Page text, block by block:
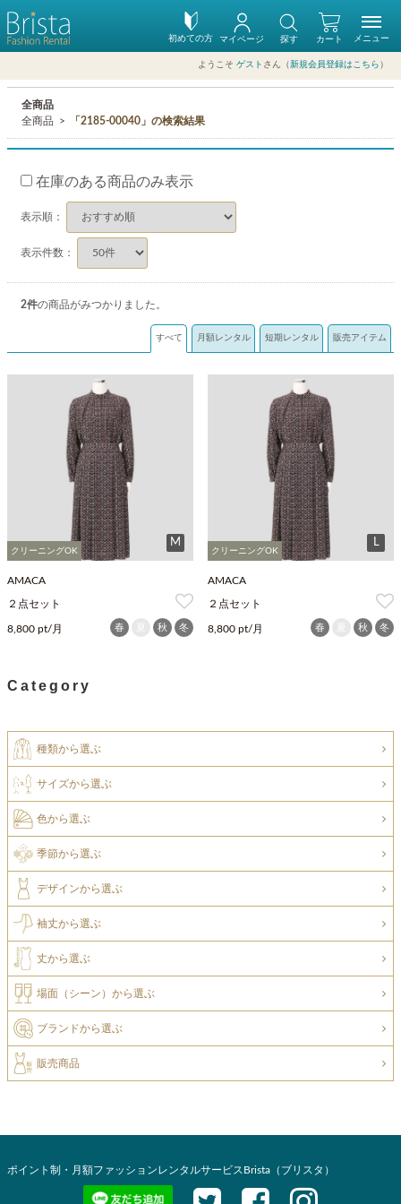
初めての方 カート
マイページ 探す
ようこそ ゲスト さん（新規会員登録はこちら ）
メニュー
全商品
全商品
「2185-00040」の検索結果
在庫のある商品のみ表示
表示順：
表示件数：
2件の商品がみつかりました。
すべて 月額レンタル 短期レンタル 販売アイテム
クリーニングOK
M
AMACA
２点セット
8,800 pt/月 春 秋 冬
クリーニングOK
L
AMACA
２点セット
8,800 pt/月 春 秋 冬
Category
種類から選ぶ
サイズから選ぶ
色から選ぶ
季節から選ぶ
デザインから選ぶ
袖丈から選ぶ
丈から選ぶ
場面（シーン）から選ぶ
ブランドから選ぶ
販売商品
ポイント制・月額ファッションレンタルサービスBrista（ブリスタ）